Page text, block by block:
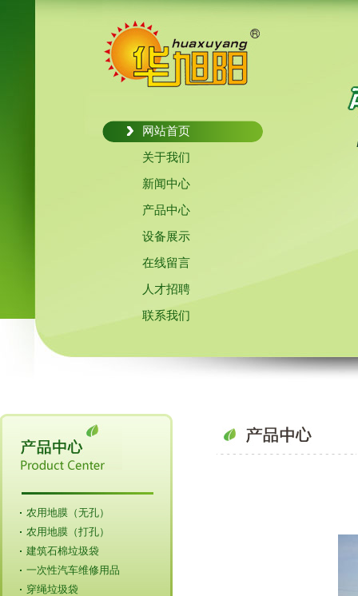
网站首页
关于我们
新闻中心
产品中心
设备展示
在线留言
人才招聘
联系我们
农用地膜（无孔）
农用地膜（打孔）
建筑石棉垃圾袋
一次性汽车维修用品
穿绳垃圾袋